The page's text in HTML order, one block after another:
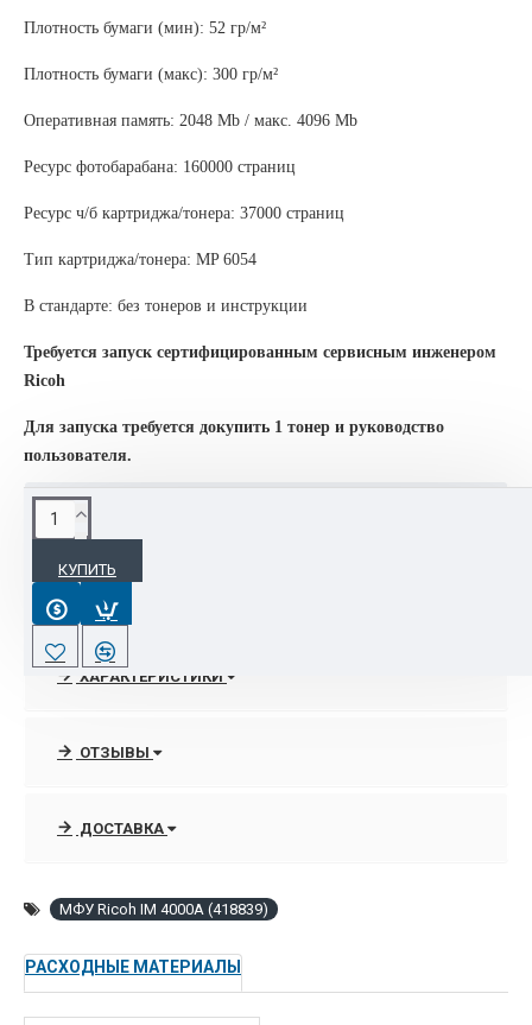
Плотность бумаги (мин): 52 гр/м²
Плотность бумаги (макс): 300 гр/м²
Оперативная память: 2048 Mb / макс. 4096 Мb
Ресурс фотобарабана: 160000 страниц
Ресурс ч/б картриджа/тонера: 37000 страниц
Тип картриджа/тонера: MP 6054
В стандарте: без тонеров и инструкции
Требуется запуск сертифицированным сервисным инженером
Ricoh
Для запуска требуется докупить 1 тонер и руководство
пользователя.
КУПИТЬ
ОПИСАНИЕ
Наш магазине располагает полным спектром расходных
материалов, мфу, принтеров, широкоформатных машин
торговой марки Ricoh.
В любое удобное рабочее время всегда можно получить
выбору нужного аппарата, которые подкреплены
благодаря сертифицированным инженерам.
ХАРАКТЕРИСТИКИ
ОТЗЫВЫ
ДОСТАВКА
МФУ Ricoh IM 4000A (418839)
РАСХОДНЫЕ МАТЕРИАЛЫ